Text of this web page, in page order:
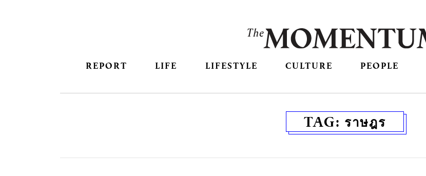
REPORT LIFE LIFESTYLE CULTURE PEOPLE
TAG: ราษฎร